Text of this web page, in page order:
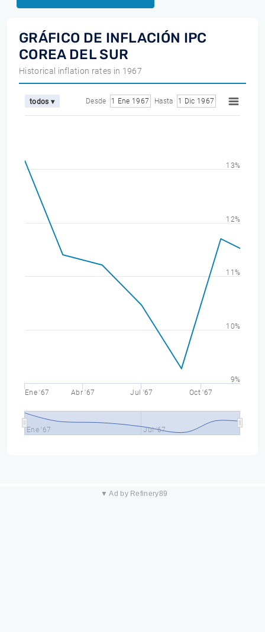
GRÁFICO DE INFLACIÓN IPC
COREA DEL SUR
Historical inflation rates in 1967
todos ▾ Desde 1 Ene 1967 Hasta 1 Dic 1967
Ene '67 Abr '67 Jul '67 Oct '67
Ene '67 Jul '67
9%
10%
11%
12%
13%
▼ Ad by Refinery89